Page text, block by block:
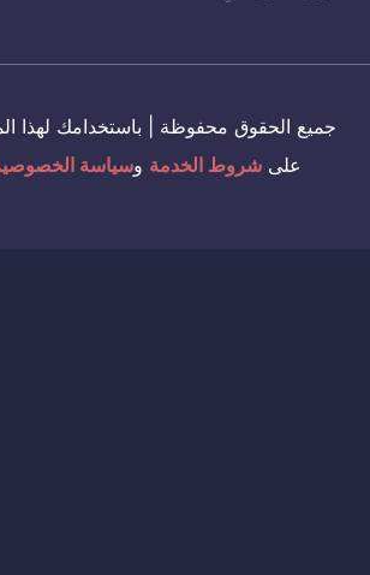
جميع الحقوق محفوظة | باستخدامك لهذا
علىشروط الخدمة وسياسة